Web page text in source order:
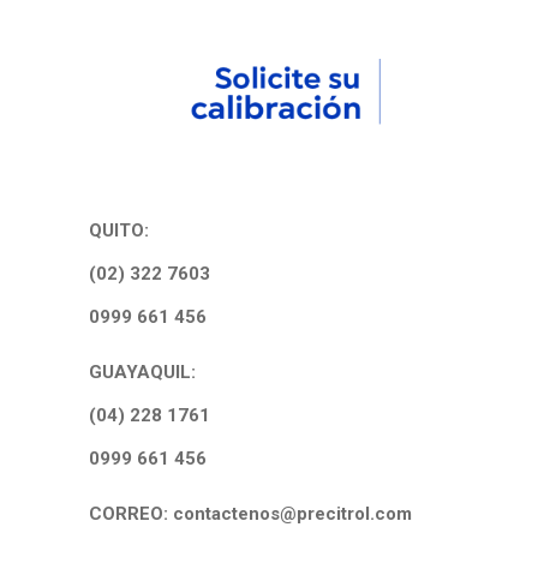
QUITO:
(02) 322 7603
0999 661 456
GUAYAQUIL:
(04) 228 1761
0999 661 456
CORREO: contactenos@precitrol.com